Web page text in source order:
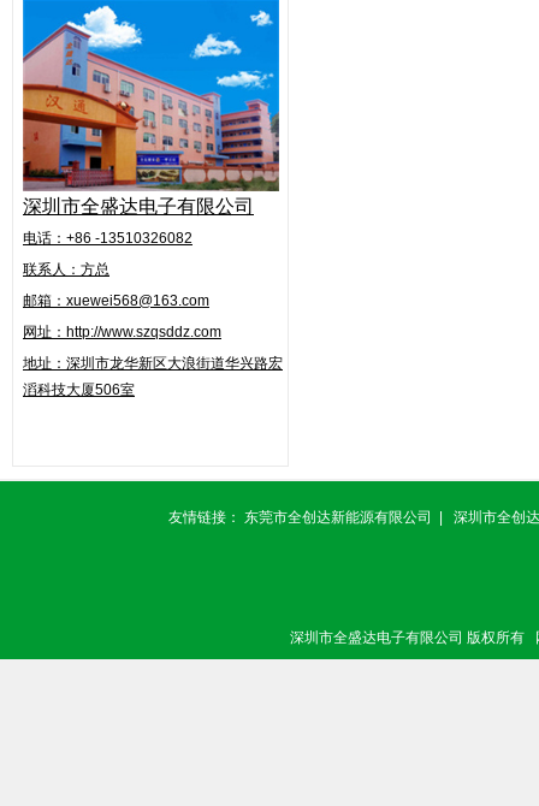
深圳市全盛达电子有限公司
电话：+86 -13510326082
联系人：方总
邮箱：xuewei568@163.com
网址：http://www.szqsddz.com
地址： 深圳市龙华新区大浪街道华兴路宏
滔科技大厦506室
友情链接： 东莞市全创达新能源有限公司 深圳市全创
深圳市全盛达电子有限公司 版权所有